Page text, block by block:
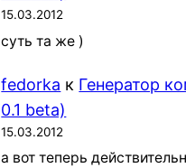
15.03.2012
суть та же )
fedorka к Генератор
0.1 beta)
15.03.2012
а вот теперь